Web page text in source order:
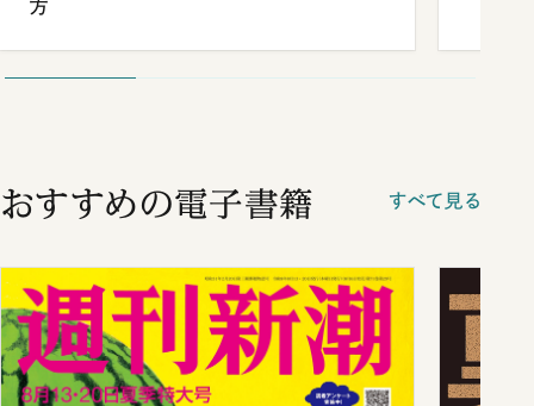
方
おすすめの電子書籍 すべて見る